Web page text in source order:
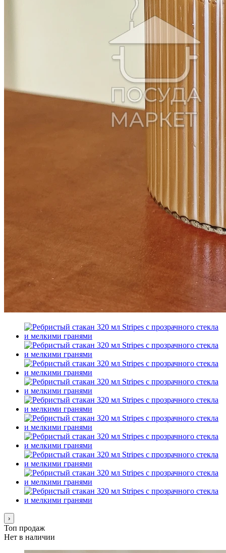
›
Топ продаж
Нет в наличии